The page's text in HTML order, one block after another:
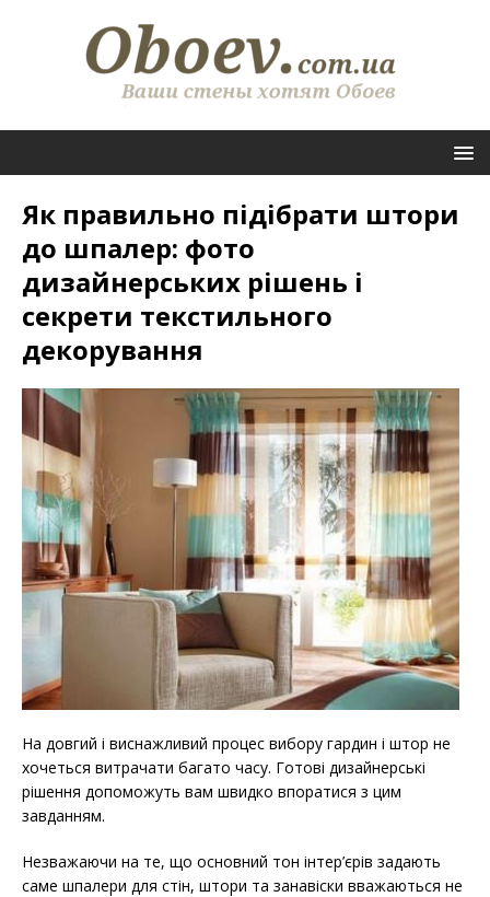
Як правильно підібрати штори
до шпалер: фото
дизайнерських рішень і
секрети текстильного
декорування
На довгий і виснажливий процес вибору гардин і штор не
хочеться витрачати багато часу. Готові дизайнерські
рішення допоможуть вам швидко впоратися з цим
завданням.
Незважаючи на те, що основний тон інтер’єрів задають
саме шпалери для стін, штори та занавіски вважаються не